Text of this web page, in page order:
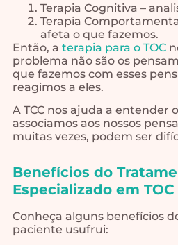
Terapia Cognitiva –
Terapia
afeta o que fazemos.
Então, a terapia para o TOC
problema não são os
que fazemos com esses
reagimos a eles.
A TCC nos ajuda a entender
associamos aos nossos
muitas vezes, podem ser
Benefícios do
Especializado em TOC
Conheça alguns benefícios
paciente usufrui: